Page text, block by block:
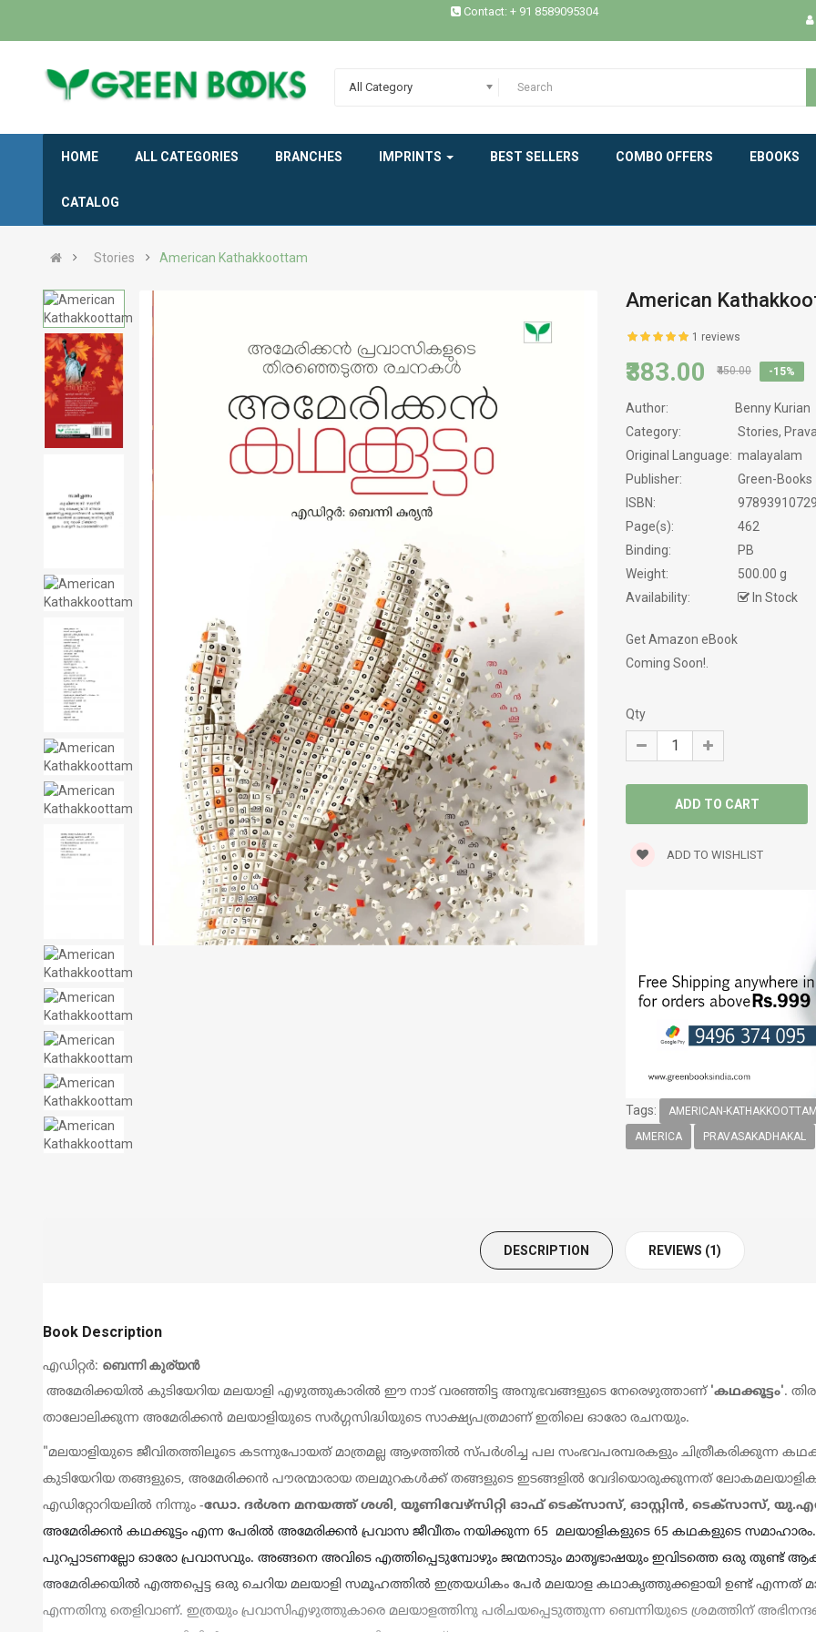
Contact: + 91 8589095304
All Category
HOME ALL CATEGORIES BRANCHES IMPRINTS BEST SELLERS COMBO OFFERS EBOOKS
CATALOG
Stories American Kathakkoottam
American
1 reviews
₹383.00 ₹450.00 -15%
Author:
Benny Kurian
Category:
Stories,
Original Language: malayalam
Publisher:
Green-Books
ISBN:
Page(s):
462
Binding:
PB
Weight:
500.00 g
Availability:
In Stock
Get Amazon eBook
Coming Soon!.
Qty
ADD TO WISHLIST
Tags: AMERICAN-KATHAKKOOTTAM
AMERICA PRAVASAKADHAKAL
ESSAYS / STUDIES
EXPERIENCE
MODERN WORLD LITERATURE
NOVELS
PHILOSOPHY / SPIRITUALITY
POEMS
PRAVASAM
PSYCHOLOGY
SATIRE
SCREEN PLAY
SELF HELP
SERVICE STORY
SEXOLOGY
SPIRITUAL
STORIES
TRANSLATIONS
DESCRIPTION REVIEWS (1)
Book Description
എഡിറ്റര്‍: ബെന്നി കുര്യന്‍
അമേരിക്കയില്‍ കുടിയേറിയ മലയാളി എഴുത്തുകാരില്‍ ഈ നാട് വരഞ്ഞിട്ട അനുഭവങ്ങളുടെ നേരെഴുത്താണ് 'കഥക്കൂട്ടം'.
താലോലിക്കുന്ന അമേരിക്കന്‍ മലയാളിയുടെ സര്‍ഗ്ഗസിദ്ധിയുടെ സാക്ഷ്യപത്രമാണ് ഇതിലെ ഓരോ രചനയും.
"മലയാളിയുടെ ജീവിതത്തിലൂടെ കടന്നുപോയത് മാത്രമല്ല ആഴത്തിൽ സ്പർശിച്ച പല സംഭവപരമ്പരകളും ചിത്രീകരിക്കുന്ന
കുടിയേറിയ തങ്ങളുടെ,അമേരിക്കൻ പൗരന്മാരായ തലമുറകൾക്ക് തങ്ങളുടെ ഇടങ്ങളിൽ വേദിയൊരുക്കുന്നത്
എഡിറ്റോറിയലിൽ നിന്നും -ഡോ.ദർശന മനയത്ത് ശശി,യൂണിവേഴ്സിറ്റി ഓഫ് ടെക്സാസ്,ഓസ്റ്റിൻ,ടെക്‌സാസ്,
അമേരിക്കൻ കഥക്കൂട്ടം എന്ന പേരിൽ അമേരിക്കൻ പ്രവാസ ജീവീതം നയിക്കുന്ന 65മലയാളികളുടെ65കഥകളുടെ സമാഹാരം.
പുറപ്പാടണല്ലോ ഓരോ പ്രവാസവും. അങ്ങനെ അവിടെ എത്തിപ്പെടുമ്പോഴും ജന്മനാടും മാതൃഭാഷയും ഇവിടത്തെ ഒരു തുണ്ട്
അമേരിക്കയിൽ എത്തപ്പെട്ട ഒരു ചെറിയ മലയാളി സമൂഹത്തിൽ ഇത്രയധികം പേർ മലയാള കഥാകൃത്തുക്കളായി ഉണ്ട് എന്നത്
എന്നതിനു തെളിവാണ്. ഇത്രയും പ്രവാസിഎഴുത്തുകാരെ മലയാളത്തിനു പരിചയപ്പെടുത്തുന്ന ബെന്നിയുടെ ശ്രമത്തിന്